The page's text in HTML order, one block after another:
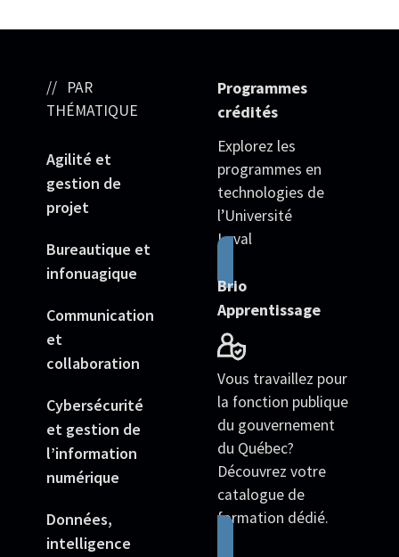
PAR
THÉMATIQUE
Agilité et
gestion de
projet
Bureautique et
infonuagique
Communication
et
collaboration
Cybersécurité
et gestion de
l’information
numérique
Données,
intelligence
Programmes
crédités
Explorez les
programmes en
technologies de
l’Université
Laval
Brio
Apprentissage
Vous travaillez pour
la fonction publique
du gouvernement
du Québec?
Découvrez votre
catalogue de
formation dédié.